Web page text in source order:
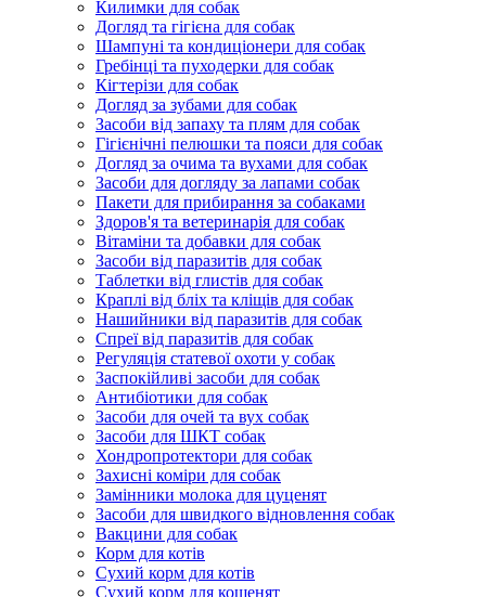
Килимки для собак
Догляд та гігієна для собак
Шампуні та кондиціонери для собак
Гребінці та пуходерки для собак
Кігтерізи для собак
Догляд за зубами для собак
Засоби від запаху та плям для собак
Гігієнічні пелюшки та пояси для собак
Догляд за очима та вухами для собак
Засоби для догляду за лапами собак
Пакети для прибирання за собаками
Здоров'я та ветеринарія для собак
Вітаміни та добавки для собак
Засоби від паразитів для собак
Таблетки від глистів для собак
Краплі від бліх та кліщів для собак
Нашийники від паразитів для собак
Спреї від паразитів для собак
Регуляція статевої охоти у собак
Заспокійливі засоби для собак
Антибіотики для собак
Засоби для очей та вух собак
Засоби для ШКТ собак
Хондропротектори для собак
Захисні коміри для собак
Замінники молока для цуценят
Засоби для швидкого відновлення собак
Вакцини для собак
Корм для котів
Сухий корм для котів
Сухий корм для кошенят